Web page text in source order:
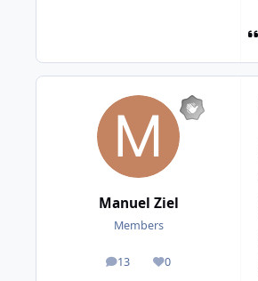
Manuel Ziel
Members
13
posts 0
Reputation